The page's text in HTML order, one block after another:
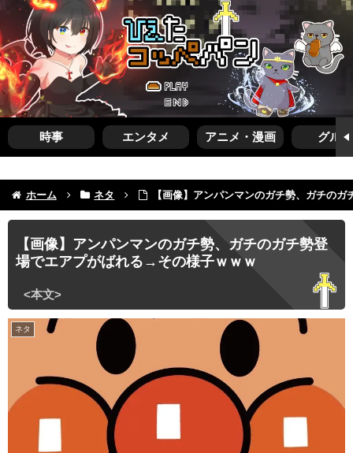
時事 エンタメ アニメ・漫画 グルメ
ホーム ネタ 【画像】アンパンマンのガチ勢、ガチの
【画像】アンパンマンのガチ勢、ガチのガチ勢登
場でエアプがばれる→その様子ｗｗｗ
ネタ